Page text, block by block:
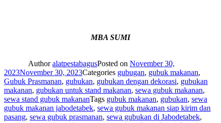
MBA SUMI
AuthoralatpestabagusPosted on November 30,
2023November 30, 2023Categories gubugan, gubuk makanan,
Gubuk Prasmanan, gubukan, gubukan dengan dekorasi, gubukan
makanan, gubukan untuk stand makanan, sewa gubuk makanan,
sewa stand gubuk makananTags gubuk makanan, gubukan, sewa
gubuk makanan jabodetabek, sewa gubuk makanan siap kirim dan
pasang, sewa gubuk prasmanan, sewa gubukan di Jabodetabek,